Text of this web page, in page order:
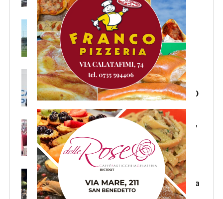
Samb, ripresi gli allenamenti:
doppia seduta al Ciarrocchi. A
parte Tunjov
La Samb smentisce notizie e
ricostruzioni riguardanti la
cessione del club. COMUNICATO
FOCUS – Giusto criticare Massi,
ma anche riconoscerne i meriti
Scacchi in piazza: giovedì 6
agosto appuntamento in piazza
Salvo D’Acquisto